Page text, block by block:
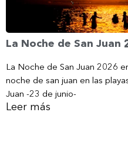
La Noche de San Juan
La Noche de San Juan 2026
noche de san juan en las
Juan -23 de junio-
Leer más